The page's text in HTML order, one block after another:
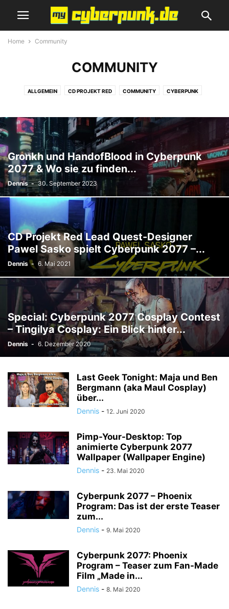
Home Community
COMMUNITY
ALLGEMEIN CD PROJEKT RED COMMUNITY CYBERPUNK
REVIEWS SCI-FI FILME & SERIEN SCIENCE-FICTION SPIELEMESSE
THE WITCHER ZUKUNFT SCHON HEUTE
Gronkh und HandofBlood in Cyberpunk
2077 & Wo sie zu finden...
Dennis - 30. September 2023
CD Projekt Red Lead Quest-Designer
Pawel Sasko spielt Cyberpunk 2077 –...
Dennis - 6. Mai 2021
Special: Cyberpunk 2077 Cosplay Contest
– Tingilya Cosplay: Ein Blick hinter...
Dennis - 6. Dezember 2020
Last Geek Tonight: Maja und Ben
Bergmann (aka Maul Cosplay)
über...
Dennis - 12. Juni 2020
Pimp-Your-Desktop: Top
animierte Cyberpunk 2077
Wallpaper (Wallpaper Engine)
Dennis - 23. Mai 2020
Cyberpunk 2077 – Phoenix
Program: Das ist der erste Teaser
zum...
Dennis - 9. Mai 2020
Cyberpunk 2077: Phoenix
Program – Teaser zum Fan-Made
Film „Made in...
Dennis - 8. Mai 2020